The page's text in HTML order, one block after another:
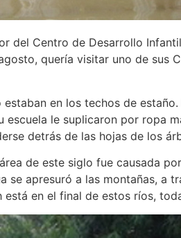
del Centro de Desarrollo
quería visitar uno de sus
estaban en los techos de
escuela le suplicaron por ropa
detrás de las hojas de los
de este siglo fue causada
se apresuró a las montañas, a
está en el final de estos ríos,